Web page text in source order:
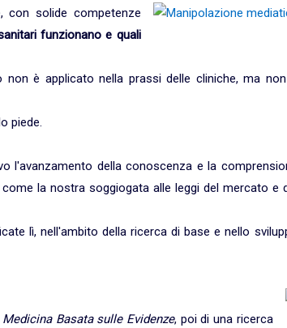
con solide competenze
funzionano e quali
è applicato nella prassi delle cliniche, ma
piede.
l'avanzamento della conoscenza e la
la nostra soggiogata alle leggi del mercato e
lì, nell'ambito della ricerca di base e nello
Medicina Basata sulle Evidenze, poi di una ricerca